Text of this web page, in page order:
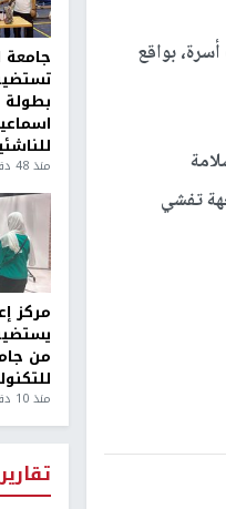
ألف أسرة، بواقع
تفشي
جامعة
بطولة
منذ 48 دقيقة
مركز
من
منذ 10 دقيقة
تقارير